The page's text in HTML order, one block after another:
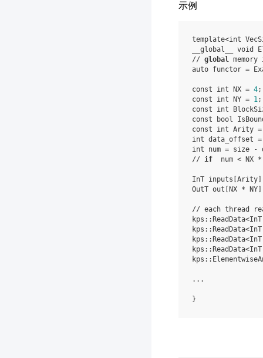
示例
template<int
__global__
void
// global memory
auto functor =
const int NX = 4;
const
int NY = 1;
const
int
const
bool
const
int Arity =
int data_offset =
int
num = size -
// if num < NX *
InT inputs Arity
OutT out NX * NY
// each thread
kps :: ReadData<InT
kps :: ReadData<InT
kps :: ReadData<InT
kps :: ReadData<InT
kps ::
...
}